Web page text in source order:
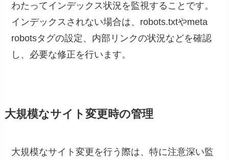
わたってインデックス状況を監視することです。
インデックスされない場合は、robots.txtやmeta
robotsタグの設定、内部リンクの状況などを確認
し、必要な修正を行います。
大規模なサイト変更時の管理
大規模なサイト変更を行う際は、特に注意深い監